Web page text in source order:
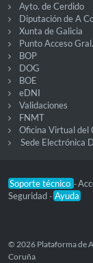
Ayto. de Cerdido
Diputación de A
Xunta de Galicia
Punto Acceso Gral.
BOP
DOG
BOE
eDNI
Validaciones
FNMT
Oficina Virtual del
Sede Electrónica
Soporte técnico -
Seguridad - Ayuda
© 2026 Plataforma de
Coruña